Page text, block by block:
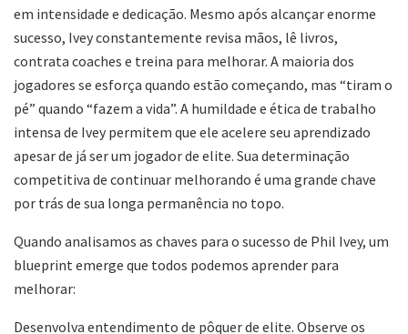
em intensidade e dedicação. Mesmo após alcançar enorme
sucesso, Ivey constantemente revisa mãos, lê livros,
contrata coaches e treina para melhorar. A maioria dos
jogadores se esforça quando estão começando, mas “tiram o
pé” quando “fazem a vida”. A humildade e ética de trabalho
intensa de Ivey permitem que ele acelere seu aprendizado
apesar de já ser um jogador de elite. Sua determinação
competitiva de continuar melhorando é uma grande chave
por trás de sua longa permanência no topo.
Quando analisamos as chaves para o sucesso de Phil Ivey, um
blueprint emerge que todos podemos aprender para
melhorar:
Desenvolva entendimento de pôquer de elite. Observe os